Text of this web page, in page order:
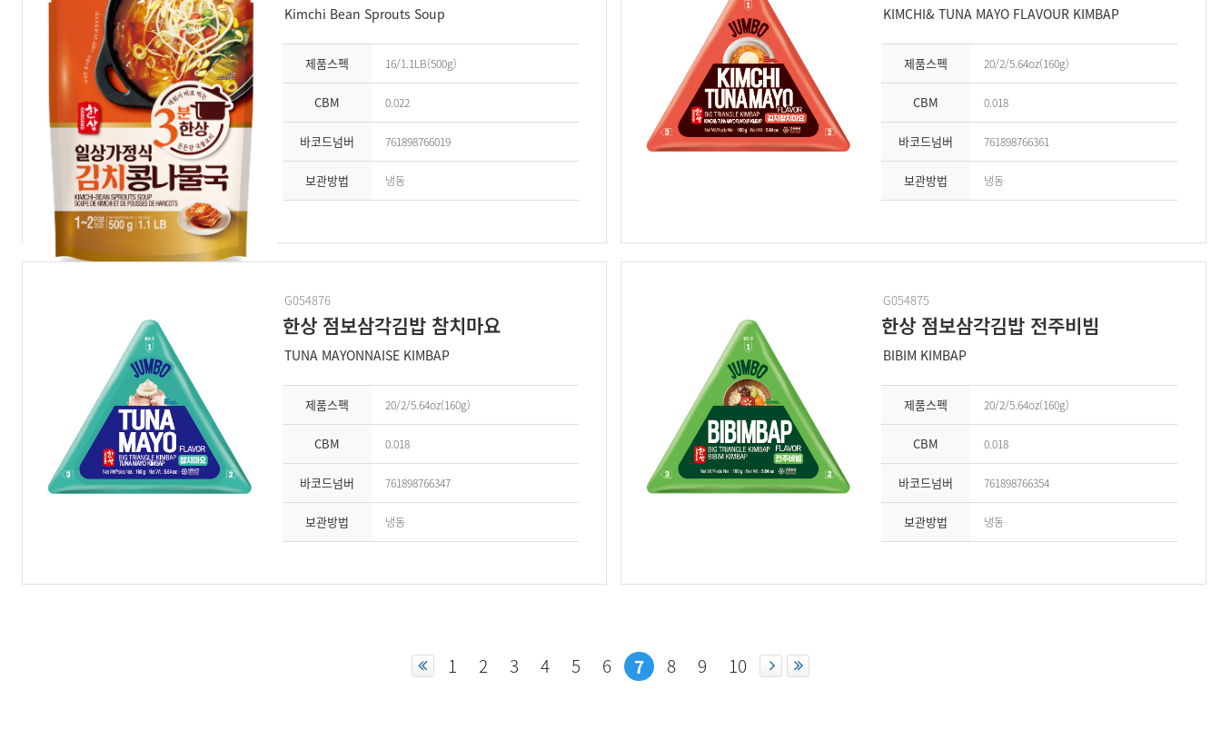
Kimchi Bean Sprouts Soup
제품스펙 16/1.1LB(500g)
CBM 0.022
바코드넘버 761898766019
보관방법 냉동
KIMCHI& TUNA MAYO FLAVOUR KIMBAP
제품스펙 20/2/5.64oz(160g)
CBM 0.018
바코드넘버 761898766361
보관방법 냉동
G054876
한상 점보삼각김밥 참치마요
TUNA MAYONNAISE KIMBAP
제품스펙 20/2/5.64oz(160g)
CBM 0.018
바코드넘버 761898766347
보관방법 냉동
G054875
한상 점보삼각김밥 전주비빔
BIBIM KIMBAP
제품스펙 20/2/5.64oz(160g)
CBM 0.018
바코드넘버 761898766354
보관방법 냉동
1 2 3 4 5 6 7 8 9 10